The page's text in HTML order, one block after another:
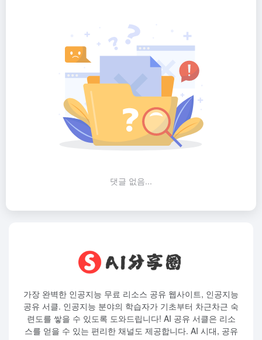
댓글 없음...
가장 완벽한 인공지능 무료 리소스 공유 웹사이트, 인공지능
공유 서클. 인공지능 분야의 학습자가 기초부터 차근차근 숙
련도를 쌓을 수 있도록 도와드립니다! AI 공유 서클은 리소
스를 얻을 수 있는 편리한 채널도 제공합니다. AI 시대, 공유